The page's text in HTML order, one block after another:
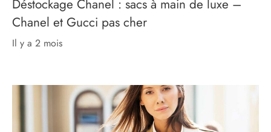
Déstockage Chanel : sacs à main de luxe –
Chanel et Gucci pas cher
il y a 2 mois